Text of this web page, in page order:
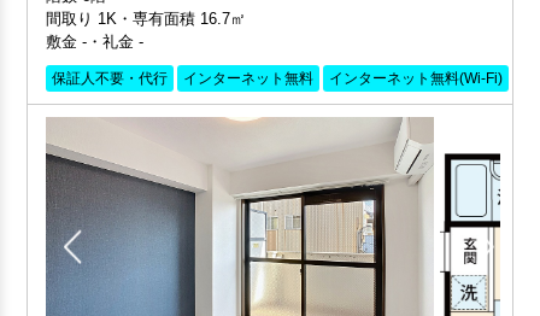
間取り 1K・専有面積 16.7㎡
敷金 -・礼金 -
保証人不要・代行 インターネット無料 インターネット無料(Wi-Fi)